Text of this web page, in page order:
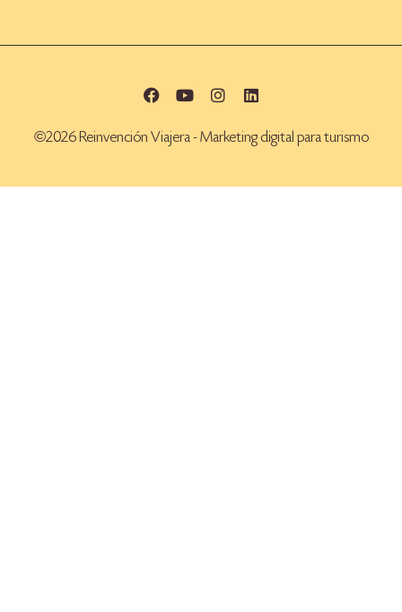
©2026 Reinvención Viajera - Marketing digital para turismo